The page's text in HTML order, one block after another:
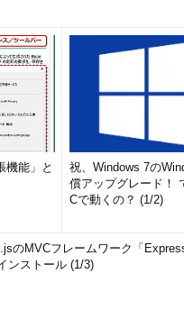
機能」と
祝、Windows 7の
償アップグレード！
Cで動くの？ (1/2)
のMVCフレームワーク「
ンストール (1/3)